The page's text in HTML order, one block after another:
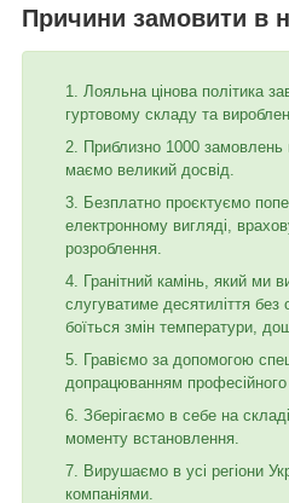
Причини замовити в
Лояльна цінова політика
гуртовому складу та
Приблизно 1000 замовлень
маємо великий досвід.
Безплатно проєктуємо
електронному вигляді,
розроблення.
Гранітний камінь, який ми
слугуватиме десятиліття без
боїться змін температури,
Гравіємо за допомогою
допрацюванням
Зберігаємо в себе на
моменту встановлення.
Вирушаємо в усі регіони
компаніями.